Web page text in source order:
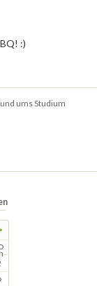
:)
ums Studium